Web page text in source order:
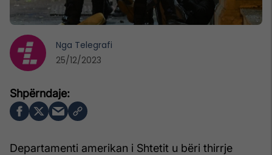
Departamenti amerikan i Shtetit u bëri thirrje
Nga Telegrafi
25/12/2023